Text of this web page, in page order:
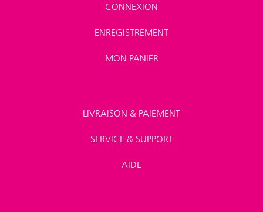
CONNEXION
ENREGISTREMENT
MON PANIER
LIVRAISON & PAIEMENT
SERVICE & SUPPORT
AIDE